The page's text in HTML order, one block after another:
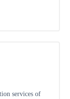
services of